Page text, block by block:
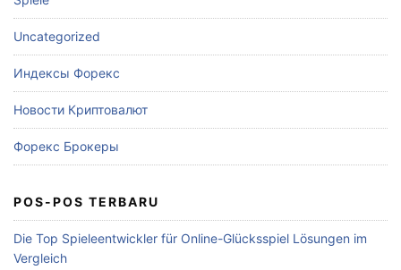
Uncategorized
Индексы Форекс
Новости Криптовалют
Форекс Брокеры
POS-POS TERBARU
Die Top Spieleentwickler für Online-Glücksspiel Lösungen im
Vergleich